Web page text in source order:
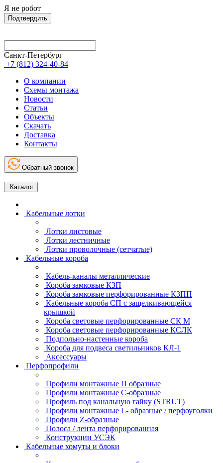
Я не робот
Подтвердить
Санкт-Петербург
+7 (812) 324-40-84
О компании
Схемы монтажа
Новости
Статьи
Объекты
Скачать
Доставка
Контакты
Обратный звонок
Каталог
Кабельные лотки
Лотки листовые
Лотки лестничные
Лотки проволочные (сетчатые)
Кабельные короба
Кабель-каналы металлические
Короба замковые КЗП
Короба замковые перфорированные КЗПП
Кабельные короба СП с защелкивающейся
крышкой
Короба световые перфорированные СК М
Короба световые перфорированные КСЛК
Подпольно-настенные короба
Короба для подвеса светильников КЛ-1
Аксессуары
Перфопрофили
Профили монтажные П образные
Профили монтажные C-образные
Профиль под канальную гайку (STRUT)
Профили монтажные L- образные / перфоуголки
Профили Z-образные
Полоса / лента перфорированная
Конструкции УСЭК
Кабельные хомуты и блоки